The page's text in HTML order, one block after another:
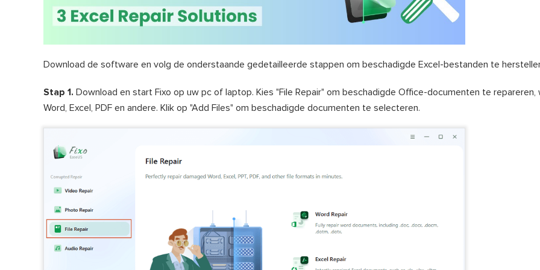
Download de software en volg de onderstaande gedetailleerde stappen om beschadigde Excel-bestanden te
Stap 1. Download en start Fixo op uw pc of laptop. Kies "File Repair" om beschadigde Office-documenten te repareren,
Word, Excel, PDF en andere. Klik op "Add Files" om beschadigde documenten te selecteren.